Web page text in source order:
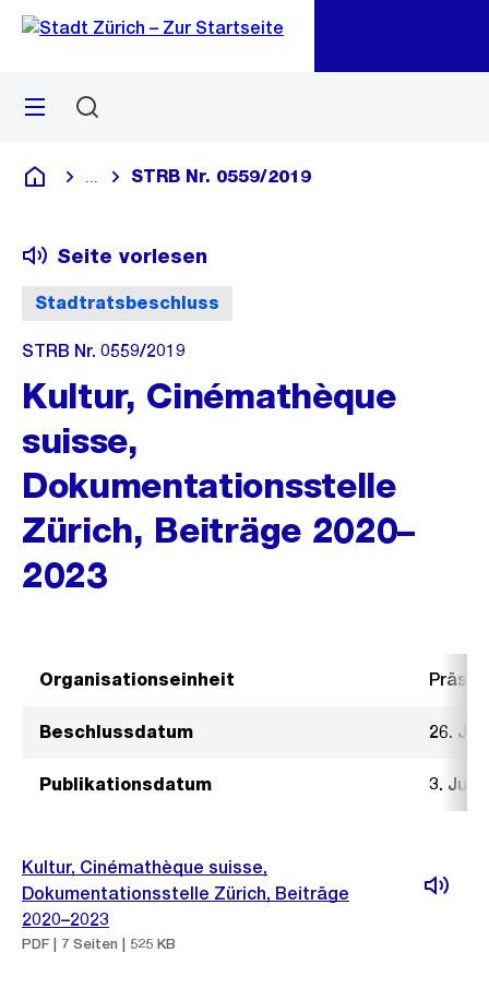
Navigation
Sprunglink
Menü
Deutsch
Blende alle Breadcrumbs ein
STRB Nr. 0559/2019
Stadtratsbeschluss
Seite vorlesen
STRB Nr. 0559/2019
Kultur, Cinémathèque
suisse,
Dokumentationsstelle
Zürich, Beiträge 2020–
2023
Organisationseinheit
Beschlussdatum 26.
Publikationsdatum 3. Juli
Kultur, Cinémathèque suisse,
Dokumentationsstelle Zürich, Beiträge
2020–2023
PDF | 7 Seiten | 525 KB